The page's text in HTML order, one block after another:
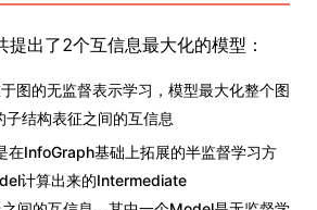
提出了2个互信息最大化的模型：
图的无监督表示学习，模型最大化整个图
结构表征之间的互信息
在InfoGraph基础上拓展的半监督学习方
计算出来的Intermediate